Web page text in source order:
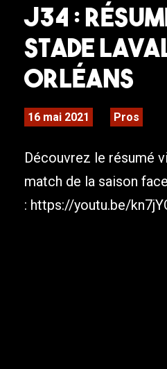
J34 :
Stade
Orléans
16 mai 2021 Pros
Découvrez le résumé
match de la saison
: https://youtu.be/